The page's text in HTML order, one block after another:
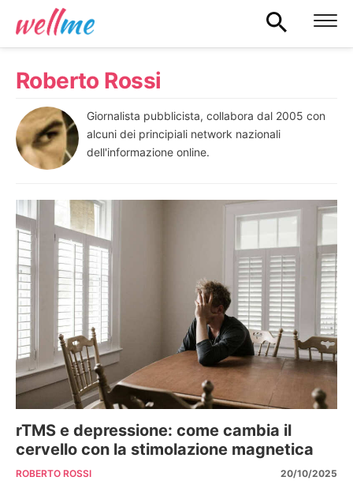
Roberto Rossi
Giornalista pubblicista, collabora dal 2005 con
alcuni dei principiali network nazionali
dell'informazione online.
rTMS e depressione: come cambia il
cervello con la stimolazione magnetica
ROBERTO ROSSI 20/10/2025